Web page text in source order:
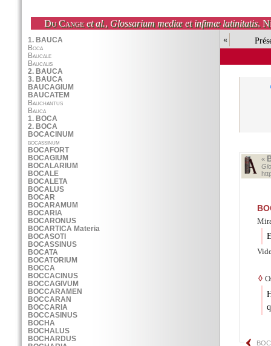
Du Cange et al., Glossarium mediæ et infimæ latinitatis.
«
«
◊